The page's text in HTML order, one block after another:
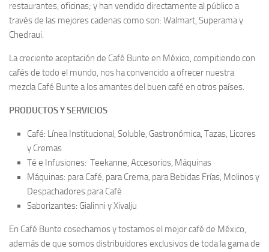
restaurantes, oficinas; y han vendido directamente al público a
través de las mejores cadenas como son: Walmart, Superama y
Chedraui.
La creciente aceptación de Café Bunte en México, compitiendo con
cafés de todo el mundo, nos ha convencido a ofrecer nuestra
mezcla Café Bunte a los amantes del buen café en otros países.
PRODUCTOS Y SERVICIOS
Café: Línea Institucional, Soluble, Gastronómica, Tazas, Licores
y Cremas
Té e Infusiones: Teekanne, Accesorios, Máquinas
Máquinas: para Café, para Crema, para Bebidas Frías, Molinos y
Despachadores para Café
Saborizantes: Gialinni y Xivalju
En Café Bunte cosechamos y tostamos el mejor café de México,
además de que somos distribuidores exclusivos de toda la gama de